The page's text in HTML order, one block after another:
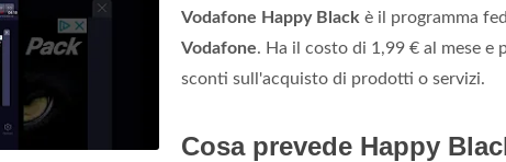
Vodafone Happy Black è il programma
Vodafone. Ha il costo di 1,99 € al mese e
sconti sull'acquisto di prodotti o servizi.
Cosa prevede Happy